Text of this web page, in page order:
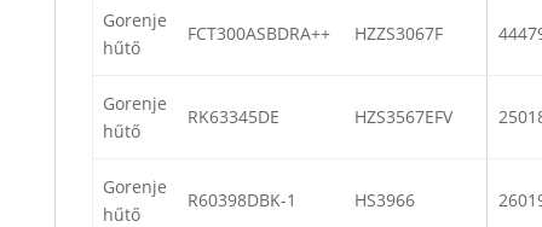
Gorenje
hűtő
FCT300ASBDRA++ HZZS3067F
Gorenje
hűtő
RK63345DE HZS3567EFV
Gorenje
hűtő
R60398DBK-1 HS3966